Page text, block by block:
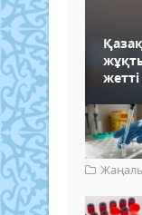
жетті